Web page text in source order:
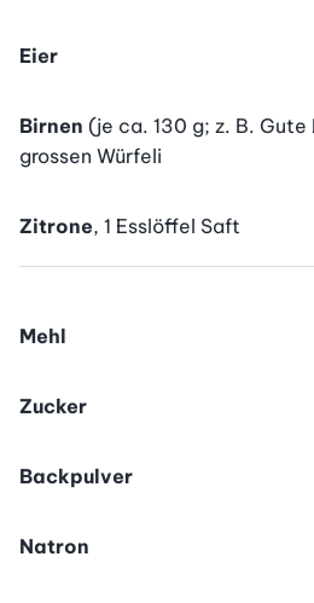
Eier
Birnen (je ca. 130 g; z. B.
grossen Würfeli
Zitrone, 1 Esslöffel Saft
Mehl
Zucker
Backpulver
Natron